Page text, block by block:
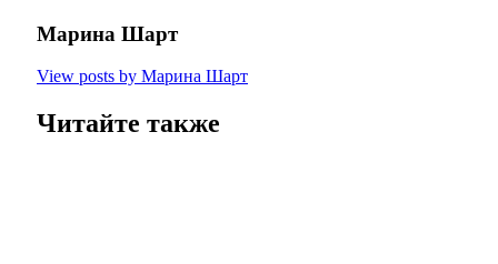
Марина Шарт
View posts by Марина Шарт
Читайте также